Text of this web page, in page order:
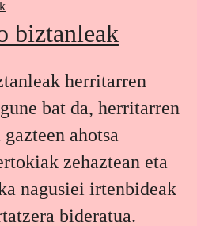
biztanleak
herritarren
bat da, herritarren
ahotsa
zehaztean eta
nagusiei irtenbideak
bideratua.